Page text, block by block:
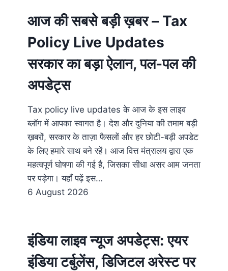
आज की सबसे बड़ी ख़बर – Tax
Policy Live Updates
सरकार का बड़ा ऐलान, पल-पल की
अपडेट्स
Tax policy live updates के आज के इस लाइव
ब्लॉग में आपका स्वागत है। देश और दुनिया की तमाम बड़ी
ख़बरों, सरकार के ताज़ा फैसलों और हर छोटी-बड़ी अपडेट
के लिए हमारे साथ बने रहें। आज वित्त मंत्रालय द्वारा एक
महत्वपूर्ण घोषणा की गई है, जिसका सीधा असर आम जनता
पर पड़ेगा। यहाँ पढ़ें इस…
6 August 2026
इंडिया लाइव न्यूज अपडेट्स: एयर
इंडिया टर्बुलेंस, डिजिटल अरेस्ट पर